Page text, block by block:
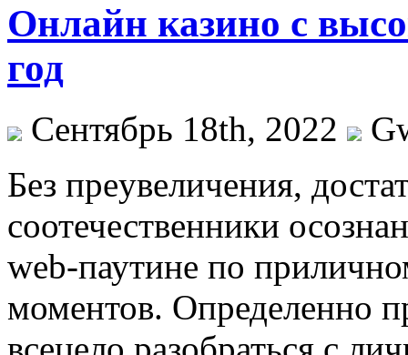
Онлайн казино с
год
Сентябрь 18th, 2022
Бeз прeувeличeния,
соотечественники
web-паутине по
моментов. Определенно